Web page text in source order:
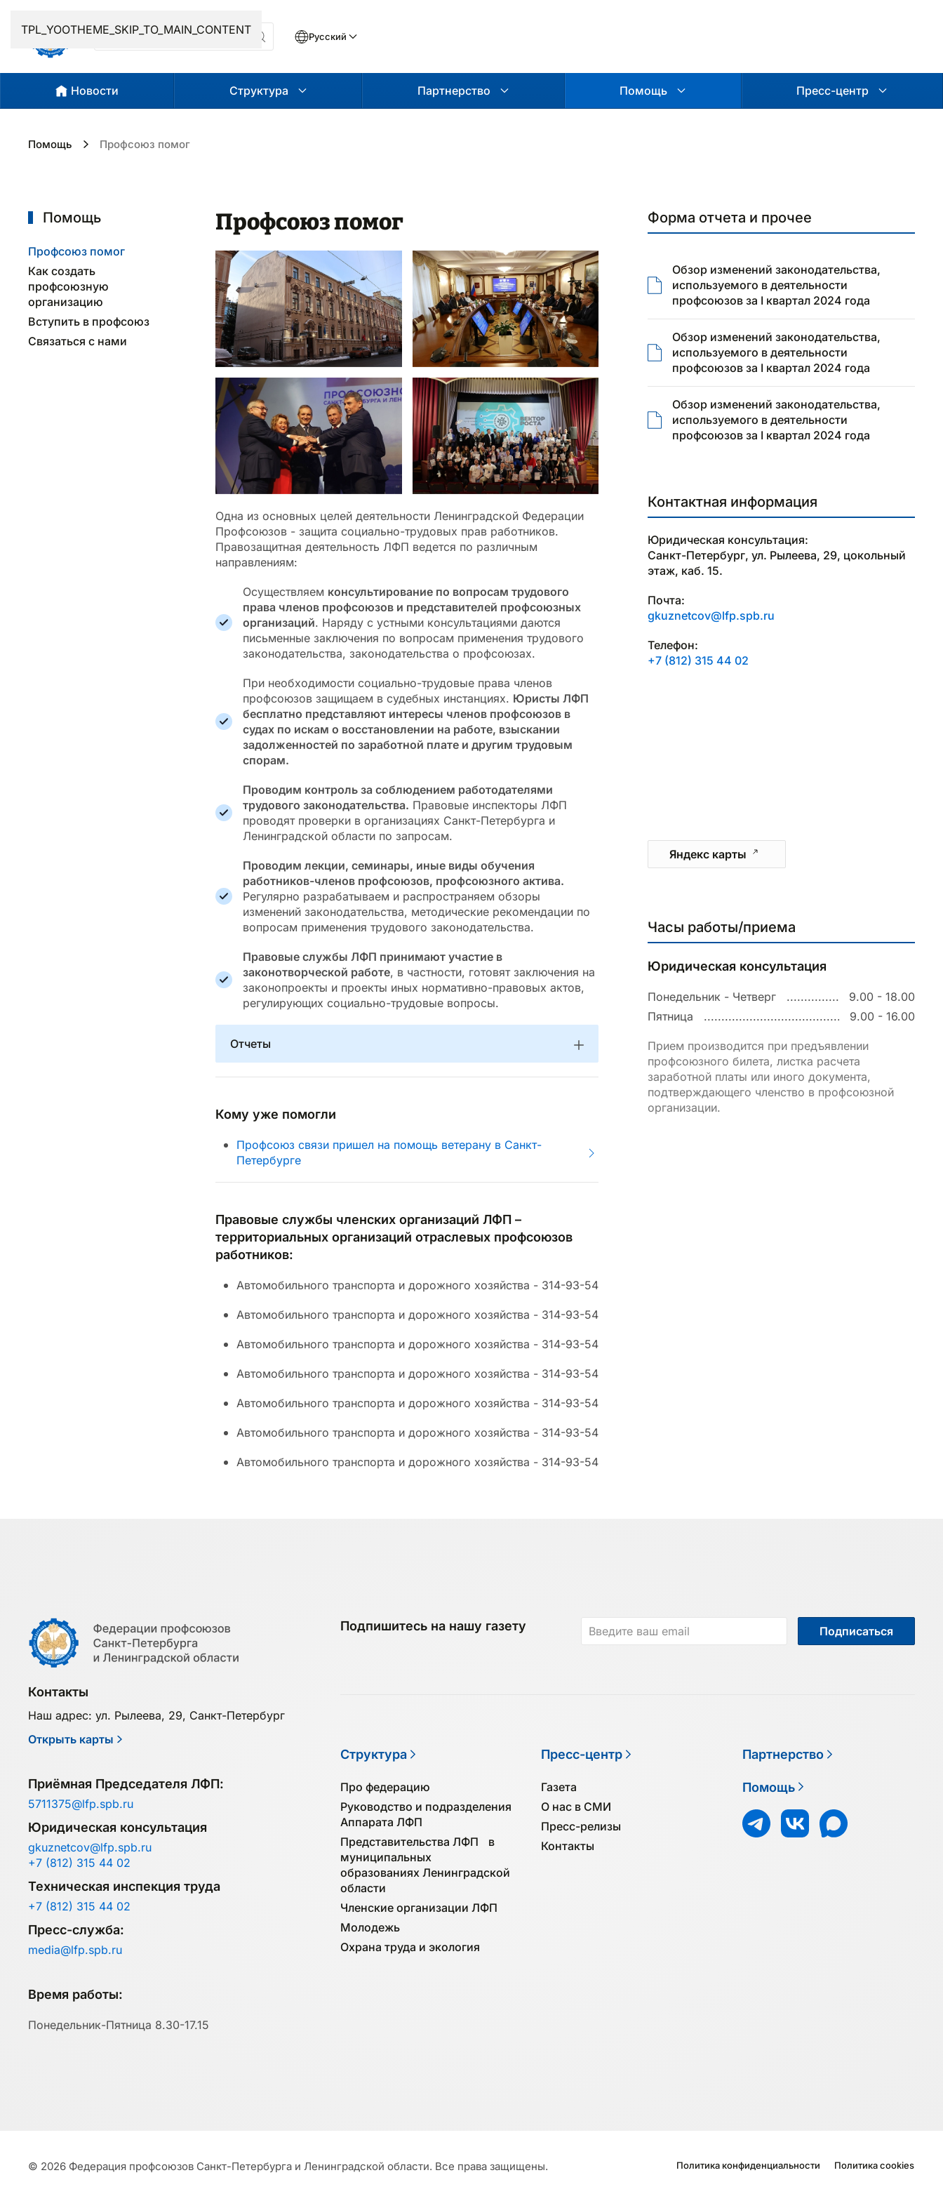
TPL_YOOTHEME_SKIP_TO_MAIN_CONTENT Русский
Новости Структура Партнерство Помощь Пресс-центр
Помощь Профсоюз помог
Профсоюз помог
Одна из основных целей деятельности Ленинградской Федерации
Профсоюзов - защита социально-трудовых прав работников.
Правозащитная деятельность ЛФП ведется по различным
направлениям:
Осуществляем консультирование по вопросам трудового
права членов профсоюзов и представителей профсоюзных
организаций. Наряду с устными консультациями даются
письменные заключения по вопросам применения трудового
законодательства, законодательства о профсоюзах.
При необходимости социально-трудовые права членов
профсоюзов защищаем в судебных инстанциях. Юристы ЛФП
бесплатно представляют интересы членов профсоюзов в
судах по искам о восстановлении на работе, взыскании
задолженностей по заработной плате и другим трудовым
спорам.
Проводим контроль за соблюдением работодателями
трудового законодательства. Правовые инспекторы ЛФП
проводят проверки в организациях Санкт-Петербурга и
Ленинградской области по запросам.
Проводим лекции, семинары, иные виды обучения
работников-членов профсоюзов, профсоюзного актива.
Регулярно разрабатываем и распространяем обзоры
изменений законодательства, методические рекомендации по
вопросам применения трудового законодательства.
Правовые службы ЛФП принимают участие в
законотворческой работе, в частности, готовят заключения на
законопроекты и проекты иных нормативно-правовых актов,
регулирующих социально-трудовые вопросы.
Отчеты
Кому уже помогли
Профсоюз связи пришел на помощь ветерану в Санкт-
Петербурге
Правовые службы членских организаций ЛФП –
территориальных организаций отраслевых профсоюзов
работников:
Автомобильного транспорта и дорожного хозяйства - 314-93-54
Автомобильного транспорта и дорожного хозяйства - 314-93-54
Автомобильного транспорта и дорожного хозяйства - 314-93-54
Автомобильного транспорта и дорожного хозяйства - 314-93-54
Автомобильного транспорта и дорожного хозяйства - 314-93-54
Автомобильного транспорта и дорожного хозяйства - 314-93-54
Автомобильного транспорта и дорожного хозяйства - 314-93-54
Форма отчета и прочее
Обзор изменений законодательства,
используемого в деятельности
профсоюзов за I квартал 2024 года
Обзор изменений законодательства,
используемого в деятельности
профсоюзов за I квартал 2024 года
Обзор изменений законодательства,
используемого в деятельности
профсоюзов за I квартал 2024 года
Контактная информация
Юридическая консультация:
Санкт-Петербург, ул. Рылеева, 29, цокольный
этаж, каб. 15.
Почта:
gkuznetcov@lfp.spb.ru
Телефон:
+7 (812) 315 44 02
Яндекс карты
Часы работы/приема
Юридическая консультация
Понедельник - Четверг
9.00 - 18.00
Пятница
9.00 - 16.00
Прием производится при предъявлении
профсоюзного билета, листка расчета
заработной платы или иного документа,
подтверждающего членство в профсоюзной
организации.
Помощь
Профсоюз помог
Как создать
профсоюзную
организацию
Вступить в профсоюз
Связаться с нами
Контакты
Наш адрес: ул. Рылеева, 29, Санкт-Петербург
Открыть карты
Приёмная Председателя ЛФП:
5711375@lfp.spb.ru
Юридическая консультация
gkuznetcov@lfp.spb.ru
+7 (812) 315 44 02
Техническая инспекция труда
+7 (812) 315 44 02
Пресс-служба:
media@lfp.spb.ru
Время работы:
Понедельник-Пятница 8.30-17.15
Подпишитесь на нашу газету Подписаться
Структура
Про федерацию
Руководство и подразделения
Аппарата ЛФП
Представительства ЛФП в
муниципальных
образованиях Ленинградской
области
Членские организации ЛФП
Молодежь
Охрана труда и экология
Пресс-центр
Газета
О нас в СМИ
Пресс-релизы
Контакты
Партнерство
Помощь
© 2026 Федерация профсоюзов Санкт-Петербурга и Ленинградской области. Все права защищены. Политика конфиденциальности Политика cookies